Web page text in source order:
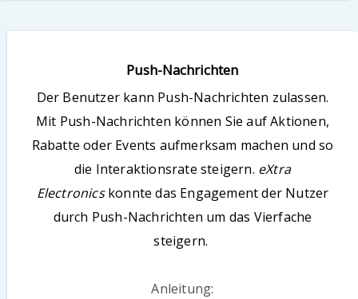
Push-Nachrichten
Der Benutzer kann Push-Nachrichten zulassen.
Mit Push-Nachrichten können Sie auf Aktionen,
Rabatte oder Events aufmerksam machen und so
die Interaktionsrate steigern. eXtra
Electronicskonnte das Engagement der Nutzer
durch Push-Nachrichten um das Vierfache
steigern.
Anleitung: